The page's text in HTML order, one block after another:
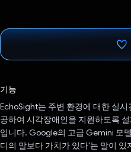
기능
EchoSight는 주변 환경에 대한 실
공하여 시각장애인을 지원하도록
입니다. Google의 고급 Gemini 모
디의 말보다 가치가 있다'는 말이